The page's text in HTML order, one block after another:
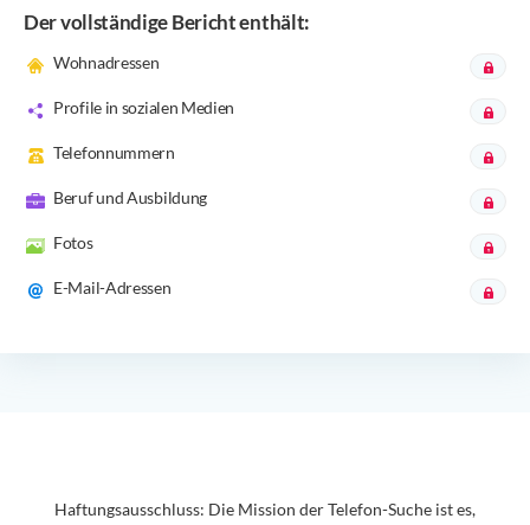
Der vollständige Bericht enthält:
Wohnadressen
Profile in sozialen Medien
Telefonnummern
Beruf und Ausbildung
Fotos
E-Mail-Adressen
Haftungsausschluss: Die Mission der Telefon-Suche ist es,